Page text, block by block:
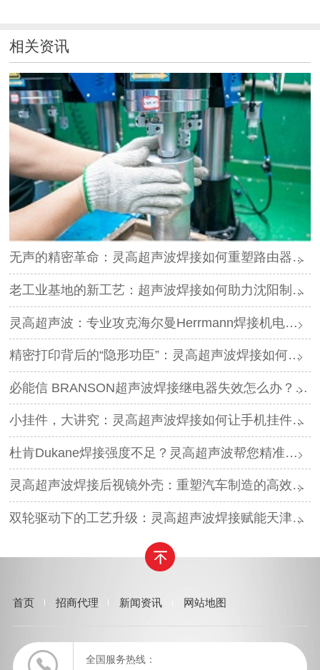
相关资讯
无声的精密革命：灵高超声波焊接如何重塑路由器外壳制造？
老工业基地的新工艺：超声波焊接如何助力沈阳制造转型？
灵高超声波：专业攻克海尔曼Herrmann焊接机电路板短路难题
精密打印背后的“隐形功臣”：灵高超声波焊接如何让喷墨头支架更可靠？
必能信 BRANSON超声波焊接继电器失效怎么办？灵高超声波“四步维修法”精准破局
小挂件，大讲究：灵高超声波焊接如何让手机挂件更“抗造”？
杜肯Dukane焊接强度不足？灵高超声波帮您精准破局
灵高超声波焊接后视镜外壳：重塑汽车制造的高效与美学
双轮驱动下的工艺升级：灵高超声波焊接赋能天津汽车与电子产业
首页 招商代理 新闻资讯 网站地图
全国服务热线：